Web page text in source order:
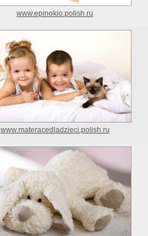
www.epinokio.polish.ru
www.materacedladzieci.polish.ru